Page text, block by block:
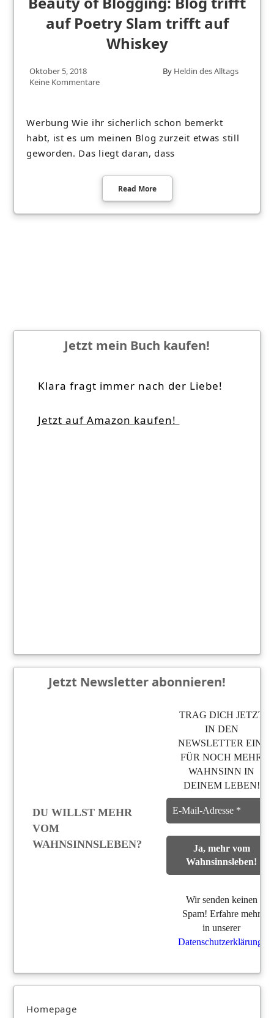
auf Poetry Slam trifft auf
Whiskey
Oktober 5, 2018 By Heldin des Alltags
Keine Kommentare
Werbung Wie ihr sicherlich schon bemerkt
habt, ist es um meinen Blog zurzeit etwas still
geworden. Das liegt daran, dass
Read More
Jetzt mein Buch kaufen!
Klara fragt immer nach der Liebe!
Jetzt auf Amazon kaufen!
Jetzt Newsletter abonnieren!
DU WILLST MEHR
VOM
WAHNSINNSLEBEN?
TRAG DICH JETZT
IN DEN
NEWSLETTER EIN,
FÜR NOCH MEHR
WAHNSINN IN
DEINEM LEBEN!
Wir senden keinen
Spam! Erfahre mehr
in unserer
Datenschutzerklärung
Homepage